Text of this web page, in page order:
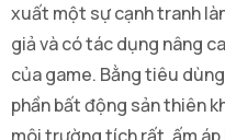
xuất một sự cạnh tranh
giả và có tác dụng nâng
của game. Bằng tiêu
phần bất động sản thiên